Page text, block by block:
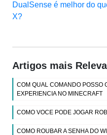
DualSense é melhor do
X?
Artigos mais
COM QUAL COMANDO POSSO
EXPERIENCIA NO MINECRAFT
COMO VOCE PODE JOGAR
COMO ROUBAR A SENHA DO